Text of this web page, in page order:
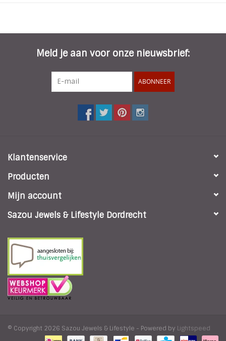
Meld je aan voor onze nieuwsbrief:
ABONNEER
Klantenservice
Producten
Mijn account
Sazou Jewels & Lifestyle Dordrecht
© Copyright 2026 Sazou Jewels & Lifestyle - Powered by Lightspeed